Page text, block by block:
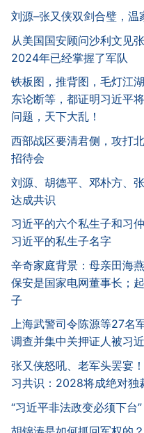
刘源–张又侠双剑合璧，
从美国国安顾问沙利文见
2024年已经掌握了军队
铁板图，推背图，毛灯江
东论断等，都证明习近平
问题，天下大乱！
西部战区要清君侧，攻打
招待会
刘源、胡德平、邓朴方、
达成共识
习近平的六个私生子和习
习近平的私生子名字
辛奇家庭背景：母亲田海
保安是国家电网董事长；
子
上海武警司令陈源等27名
调查并集中关押证人被习
张又侠怒吼、老军头罢宴
习共识：2028将成绝对独
“习近平非法政变必须下台